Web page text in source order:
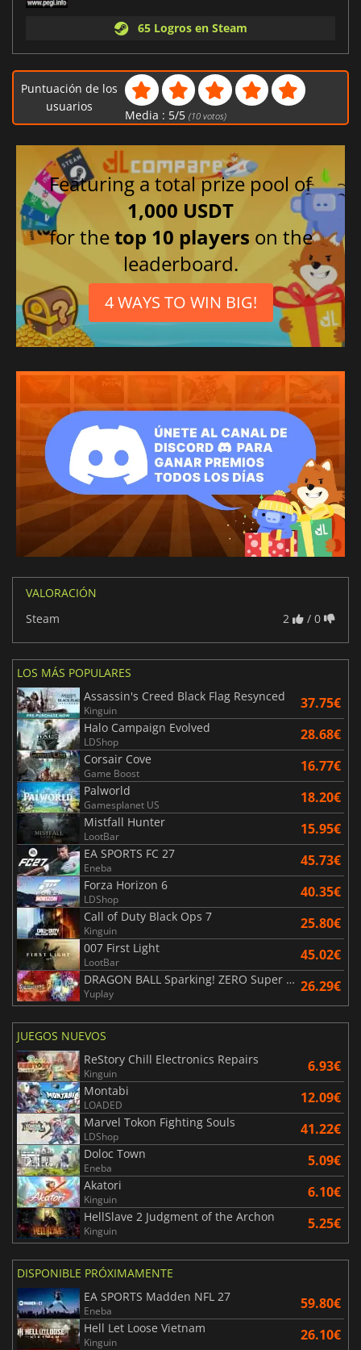
65 Logros en Steam
Puntuación de los
usuarios
Media : 5/5 (10votos)
Featuring a total prize pool of
1,000 USDT
for thetop 10 players on the
leaderboard.
4 WAYS TO WIN BIG!
VALORACIÓN
Steam
2 / 0
LOS MÁS POPULARES
Assassin's Creed Black Flag Resynced
Kinguin 37.75€
Halo Campaign Evolved
LDShop 28.68€
Corsair Cove
Game Boost 16.77€
Palworld
Gamesplanet US 18.20€
Mistfall Hunter
LootBar 15.95€
EA SPORTS FC 27
Eneba 45.73€
Forza Horizon 6
LDShop 40.35€
Call of Duty Black Ops 7
Kinguin 25.80€
007 First Light
LootBar 45.02€
DRAGON BALL Sparking! ZERO Super Limit Breaking NEO
Yuplay 26.29€
JUEGOS NUEVOS
ReStory Chill Electronics Repairs
Kinguin 6.93€
Montabi
LOADED 12.09€
Marvel Tokon Fighting Souls
LDShop 41.22€
Doloc Town
Eneba 5.09€
Akatori
Kinguin 6.10€
HellSlave 2 Judgment of the Archon
Kinguin 5.25€
DISPONIBLE PRÓXIMAMENTE
EA SPORTS Madden NFL 27
Eneba 59.80€
Hell Let Loose Vietnam
Kinguin 26.10€